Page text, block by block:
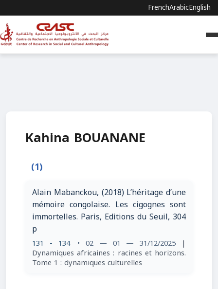
FrenchArabicEnglish
Kahina BOUANANE
(1)
Alain Mabanckou, (2018) L’héritage d’une
mémoire congolaise. Les cigognes sont
immortelles. Paris, Editions du Seuil, 304
p
131 - 134 • 02 — 01 — 31/12/2025 |
Dynamiques africaines : racines et horizons.
Tome 1 : dynamiques culturelles